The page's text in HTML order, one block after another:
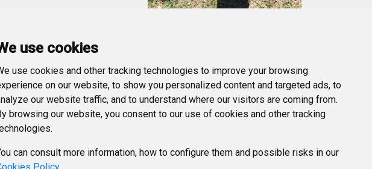
use cookies
use cookies and other tracking technologies to improve your browsing
on our website, to show you personalized content and targeted ads, to
our website traffic, and to understand where our visitors are coming from.
browsing our website, you consent to our use of cookies and other tracking
can consult more information, how to configure them and possible risks in our